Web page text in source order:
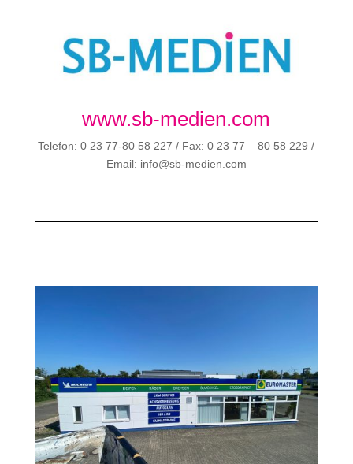
www.sb-medien.com
Telefon: 0 23 77-80 58 227 / Fax: 0 23 77 – 80 58 229 /
Email: info@sb-medien.com